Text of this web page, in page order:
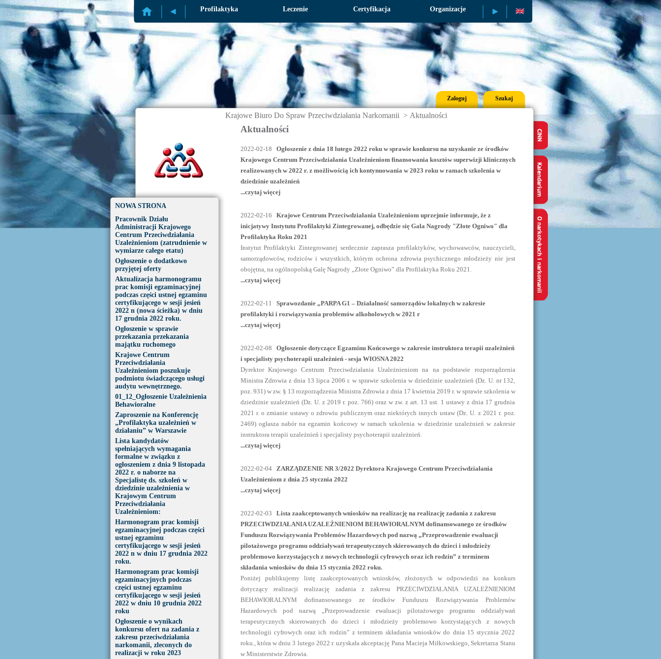
Profilaktyka Leczenie Certyfikacja Organizacje Publikacje
Zaloguj Szukaj
NOWA STRONA
Pracownik Działu
Administracji Krajowego
Centrum Przeciwdziałania
Uzależnieniom (zatrudnienie w
wymiarze całego etatu)
Ogłoszenie o dodatkowo
przyjętej oferty
Aktualizacja harmonogramu
prac komisji egzaminacyjnej
podczas części ustnej egzaminu
certyfikującego w sesji jesień
2022 n (nowa ścieżka) w dniu
17 grudnia 2022 roku.
Ogłoszenie w sprawie
przekazania przekazania
majątku ruchomego
Krajowe Centrum
Przeciwdziałania
Uzależnieniom poszukuje
podmiotu świadczącego usługi
audytu wewnętrznego.
01_12_Ogłoszenie Uzależnienia
Behawioralne
Zaproszenie na Konferencję
„Profilaktyka uzależnień w
działaniu” w Warszawie
Lista kandydatów
spełniających wymagania
formalne w związku z
ogłoszeniem z dnia 9 listopada
2022 r. o naborze na
Specjalistę ds. szkoleń w
dziedzinie uzależnienia w
Krajowym Centrum
Przeciwdziałania
Uzależnieniom:
Harmonogram prac komisji
egzaminacyjnej podczas części
ustnej egzaminu
certyfikującego w sesji jesień
2022 n w dniu 17 grudnia 2022
roku.
Harmonogram prac komisji
egzaminacyjnych podczas
części ustnej egzaminu
certyfikującego w sesji jesień
2022 w dniu 10 grudnia 2022
roku
Ogłoszenie o wynikach
konkursu ofert na zadania z
zakresu przeciwdziałania
narkomanii, zleconych do
realizacji w roku 2023
Krajowe Biuro Do Spraw Przeciwdziałania Narkomanii > Aktualności
Aktualności
2022-02-18
Ogłoszenie z dnia 18 lutego 2022 roku w sprawie konkursu na uzyskanie ze środków
Krajowego Centrum Przeciwdziałania Uzależnieniom finansowania kosztów superwizji klinicznych
realizowanych w 2022 r. z możliwością ich kontynuowania w 2023 roku w ramach szkolenia w
dziedzinie uzależnień
...czytaj więcej
2022-02-16
Krajowe Centrum Przeciwdziałania Uzależnieniom uprzejmie informuje, że z
inicjatywy Instytutu Profilaktyki Zintegrowanej, odbędzie się Gala Nagrody "Złote Ogniwo" dla
Profilaktyka Roku 2021
Instytut Profilaktyki Zintegrowanej serdecznie zaprasza profilaktyków, wychowawców, nauczycieli,
samorządowców, rodziców i wszystkich, którym ochrona zdrowia psychicznego młodzieży nie jest
obojętna, na ogólnopolską Galę Nagrody „Złote Ogniwo” dla Profilaktyka Roku 2021.
...czytaj więcej
2022-02-11
Sprawozdanie „PARPA G1 – Działalność samorządów lokalnych w zakresie
profilaktyki i rozwiązywania problemów alkoholowych w 2021 r
...czytaj więcej
2022-02-08
Ogłoszenie dotyczące Egzaminu Końcowego w zakresie instruktora terapii uzależnień
i specjalisty psychoterapii uzależnień - sesja WIOSNA 2022
Dyrektor Krajowego Centrum Przeciwdziałania Uzależnieniom na na podstawie rozporządzenia
Ministra Zdrowia z dnia 13 lipca 2006 r. w sprawie szkolenia w dziedzinie uzależnień (Dz. U. nr 132,
poz. 931) w zw. § 13 rozporządzenia Ministra Zdrowia z dnia 17 kwietnia 2019 r. w sprawie szkolenia w
dziedzinie uzależnień (Dz. U. z 2019 r. poz. 766) oraz w zw. z art. 13 ust. 1 ustawy z dnia 17 grudnia
2021 r. o zmianie ustawy o zdrowiu publicznym oraz niektórych innych ustaw (Dz. U. z 2021 r. poz.
2469) ogłasza nabór na egzamin końcowy w ramach szkolenia w dziedzinie uzależnień w zakresie
instruktora terapii uzależnień i specjalisty psychoterapii uzależnień.
...czytaj więcej
2022-02-04
ZARZĄDZENIE NR 3/2022 Dyrektora Krajowego Centrum Przeciwdziałania
Uzależnieniom z dnia 25 stycznia 2022
...czytaj więcej
2022-02-03
Lista zaakceptowanych wniosków na realizację na realizację zadania z zakresu
PRZECIWDZIAŁANIA UZALEŻNIENIOM BEHAWIORALNYM dofinansowanego ze środków
Funduszu Rozwiązywania Problemów Hazardowych pod nazwą „Przeprowadzenie ewaluacji
pilotażowego programu oddziaływań terapeutycznych skierowanych do dzieci i młodzieży
problemowo korzystających z nowych technologii cyfrowych oraz ich rodzin” z terminem
składania wniosków do dnia 15 stycznia 2022 roku.
Poniżej publikujemy listę zaakceptowanych wniosków, złożonych w odpowiedzi na konkurs
dotyczący realizacji realizację zadania z zakresu PRZECIWDZIAŁANIA UZALEŻNIENIOM
BEHAWIORALNYM dofinansowanego ze środków Funduszu Rozwiązywania Problemów
Hazardowych pod nazwą „Przeprowadzenie ewaluacji pilotażowego programu oddziaływań
terapeutycznych skierowanych do dzieci i młodzieży problemowo korzystających z nowych
technologii cyfrowych oraz ich rodzin” z terminem składania wniosków do dnia 15 stycznia 2022
roku., która w dniu 3 lutego 2022 r. uzyskała akceptację Pana Macieja Miłkowskiego, Sekretarza Stanu
w Ministerstwie Zdrowia.